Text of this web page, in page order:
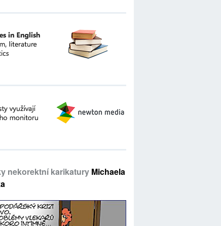
nekorektní karikatury Michaela